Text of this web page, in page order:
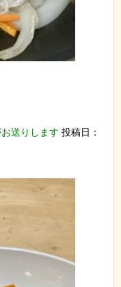
送りします 投稿日：